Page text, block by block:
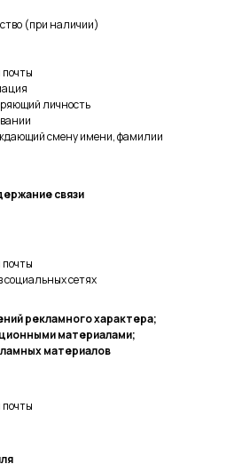
(при наличии)
личность
смену имени, фамилии
социальных сетях
связи
рекламного характера;
материалами;
материалов